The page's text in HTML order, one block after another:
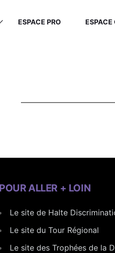
ESPACE PRO ESPACE
POUR ALLER + LOIN
Le site de Halte
Le site du Tour Régional
Le site des Trophées de la